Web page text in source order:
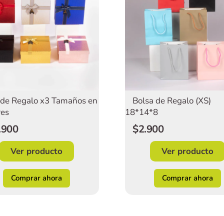
Regalo x3 Tamaños en
Ver producto
Comprar ahora
Bolsa de Regalo (XS)
18*14*8
$2.900
Ver producto
Comprar ahora